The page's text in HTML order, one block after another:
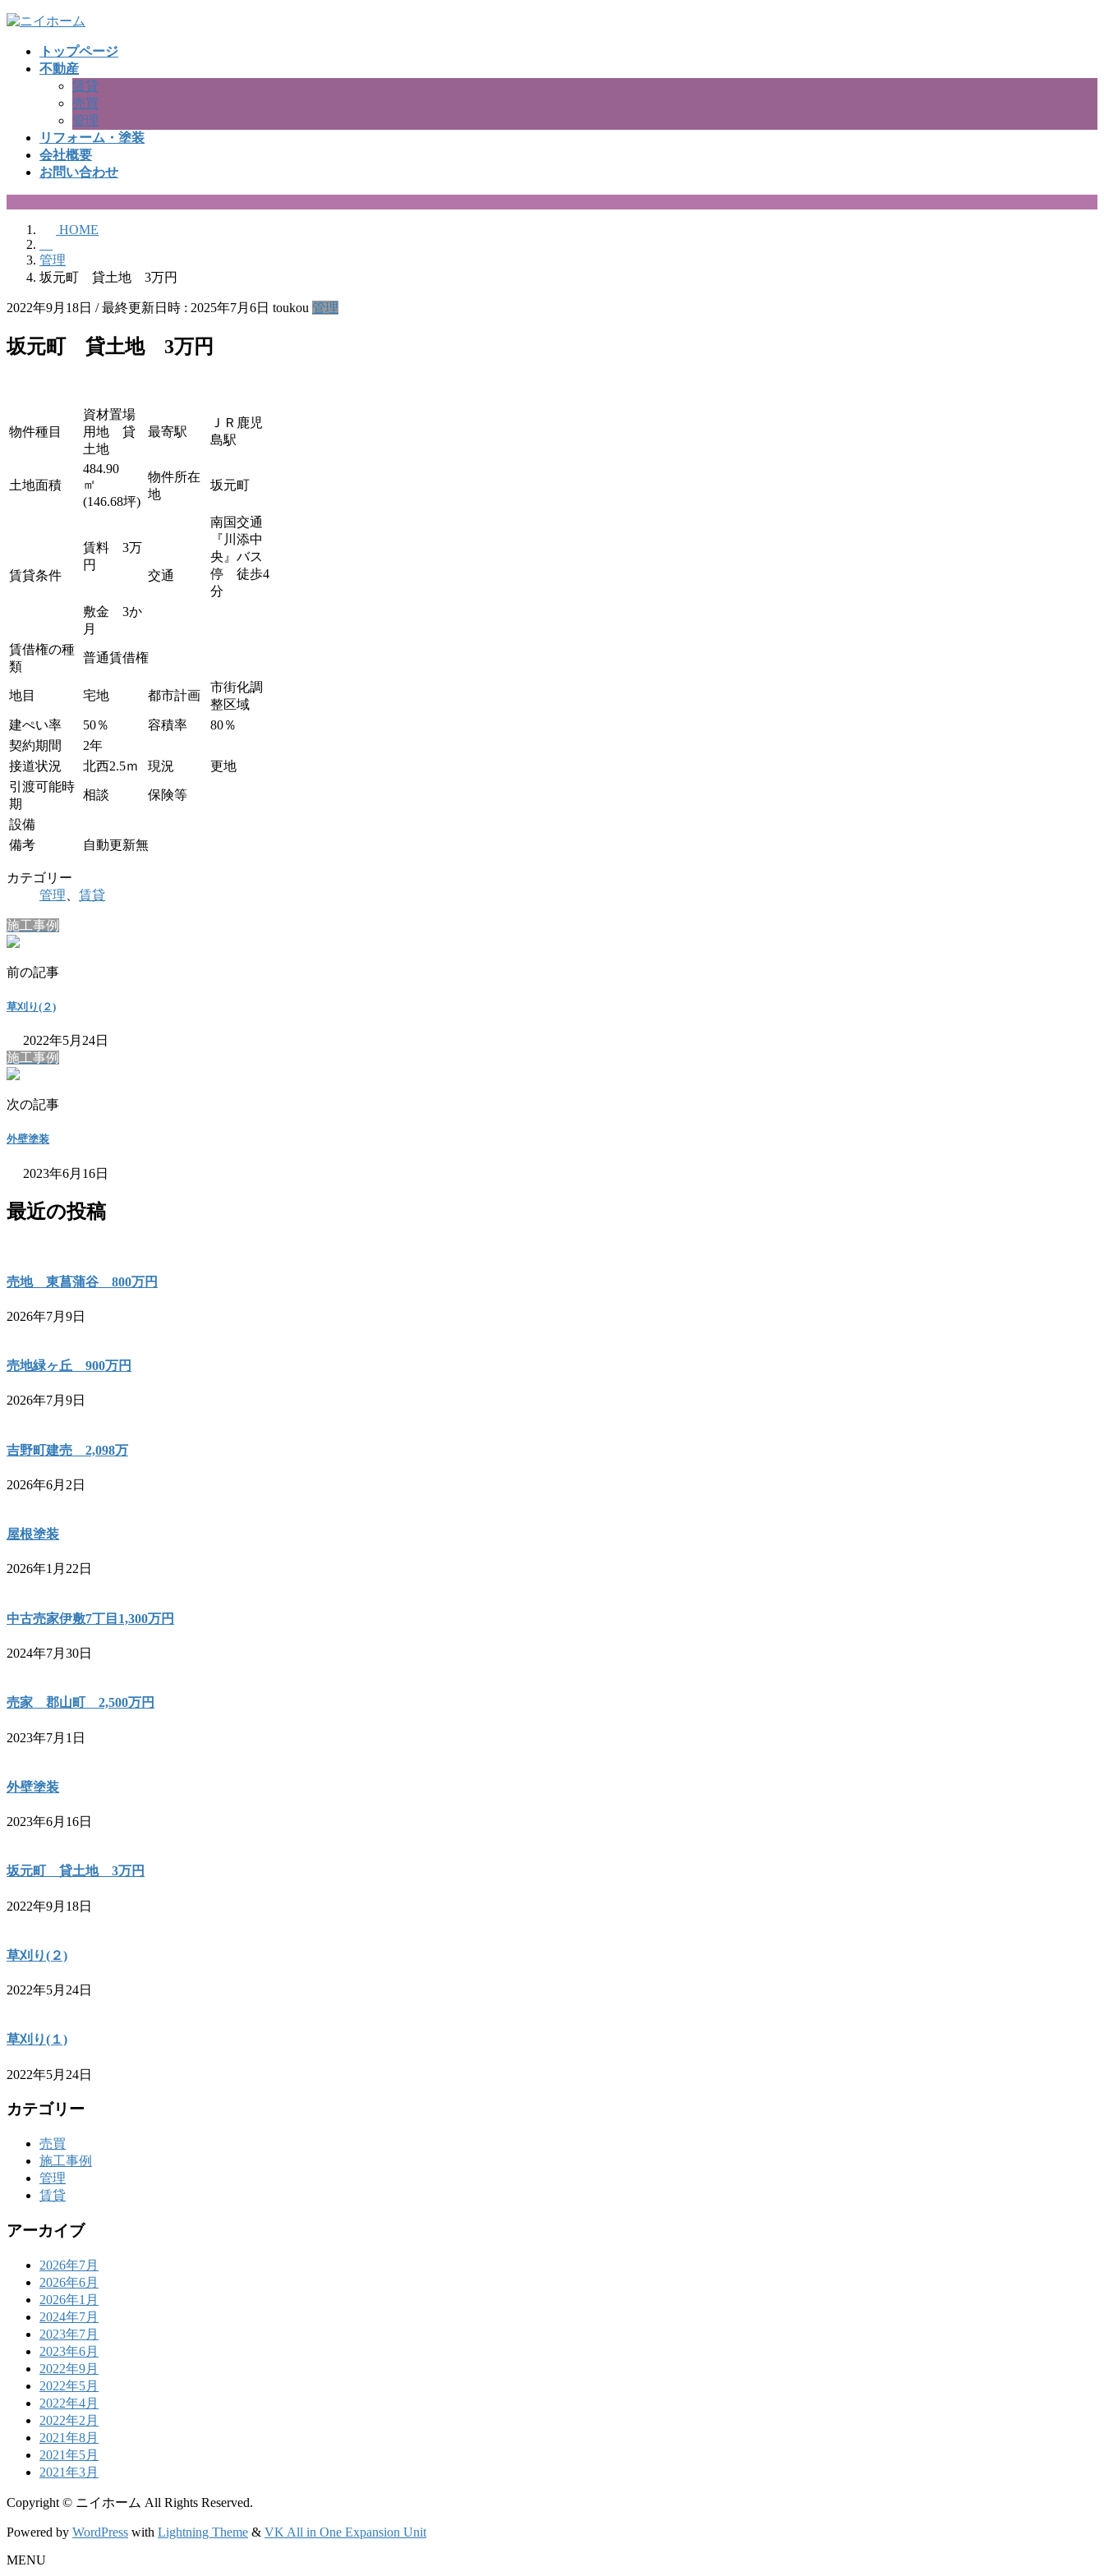
コ
ナ
トップページ
不動産
賃貸
売買
管理
リフォーム・塗装
会社概要
お問い合わせ
HOME
管理
坂元町 貸土地 3万円
2022年9月18日 / 最終更新日時 : 2025年7月6日 toukou 管理
坂元町 貸土地 3万円
物件種目
資材置場
用地 貸
土地
最寄駅
ＪＲ鹿児
島駅
土地面積
484.90
㎡
(146.68坪)
物件所在
地
坂元町
賃貸条件
賃料 3万
円
交通
南国交通
『川添中
央』バス
停 徒歩4
分
敷金 3か
月
賃借権の種
類
普通賃借権
地目 宅地 都市計画
市街化調
整区域
建ぺい率
50％ 容積率
80％
契約期間
2年
接道状況
北西2.5ｍ 現況
更地
引渡可能時
期
相談 保険等
設備
備考
自動更新無
カテゴリー
管理
賃貸
施工事例
前の記事
草刈り(２)
2022年5月24日
施工事例
次の記事
外壁塗装
2023年6月16日
最近の投稿
売地 東菖蒲谷 800万円
2026年7月9日
売地緑ヶ丘 900万円
2026年7月9日
吉野町建売 2,098万
2026年6月2日
屋根塗装
2026年1月22日
中古売家伊敷7丁目1,300万円
2024年7月30日
売家 郡山町 2,500万円
2023年7月1日
外壁塗装
2023年6月16日
坂元町 貸土地 3万円
2022年9月18日
草刈り(２)
2022年5月24日
草刈り(１)
2022年5月24日
カテゴリー
売買
施工事例
管理
賃貸
アーカイブ
2026年7月
2026年6月
2026年1月
2024年7月
2023年7月
2023年6月
2022年9月
2022年5月
2022年4月
2022年2月
2021年8月
2021年5月
2021年3月
Copyright © ニイホーム All Rights Reserved.
Powered by WordPress with Lightning Theme & VK All in One Expansion Unit
MENU